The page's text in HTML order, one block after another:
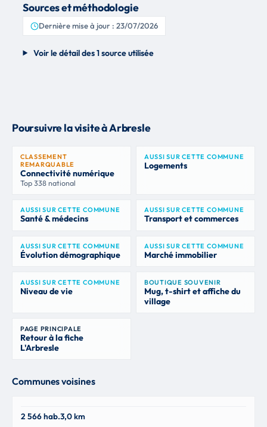
Sources et méthodologie
Dernière mise à jour : 23/07/2026
Voir le détail des 1 source utilisée
Poursuivre la visite à Arbresle
CLASSEMENT
REMARQUABLE
Connectivité numérique
Top 338 national
AUSSI SUR CETTE COMMUNE
Logements
AUSSI SUR CETTE COMMUNE
Santé & médecins
AUSSI SUR CETTE COMMUNE
Transport et commerces
AUSSI SUR CETTE COMMUNE
Évolution démographique
AUSSI SUR CETTE COMMUNE
Marché immobilier
AUSSI SUR CETTE COMMUNE
Niveau de vie
BOUTIQUE SOUVENIR
Mug, t-shirt et affiche du
village
PAGE PRINCIPALE
Retour à la fiche
L'Arbresle
Communes voisines
69210
2 566 hab.3,0 km